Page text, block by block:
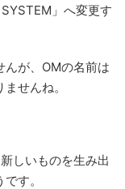
」へ変更す
んが、OMの名前は
せんね。
しいものを生み出
す。